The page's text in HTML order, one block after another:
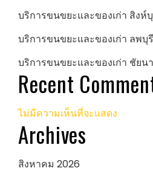
บริการขนขยะและของเก่า สิง
บริการขนขยะและของเก่า ลพ
บริการขนขยะและของเก่า ชัย
Recent
ไม่มีความเห็นที่จะแสดง
Archives
สิงหาคม 2026